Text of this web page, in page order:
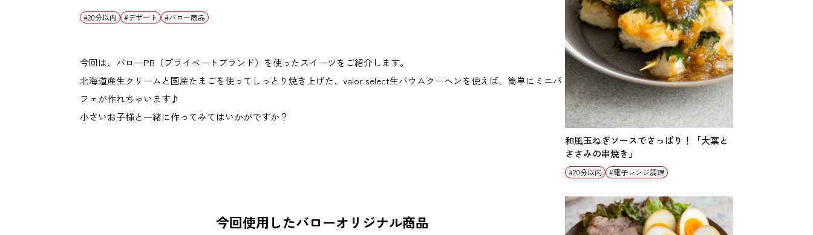
20分以内 デザート バロー商品
今回は、バローPB（プライベートブランド）を使ったスイーツをご紹介します。
北海道産生クリームと国産たまごを使ってしっとり焼き上げた、valor select生バウムクーヘンを使えば、簡単にミニパ
フェが作れちゃいます♪
小さいお子様と一緒に作ってみてはいかがですか？
今回使用したバローオリジナル商品
和風玉ねぎソースでさっぱり！「大葉と
ささみの串焼き」
20分以内 電子レンジ調理